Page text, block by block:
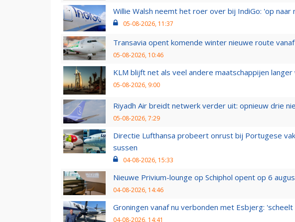
Willie Walsh neemt het roer over bij IndiGo: 'op naar
05-08-2026, 11:37
Transavia opent komende winter nieuwe route
05-08-2026, 10:46
KLM blijft net als veel andere maatschappijen
05-08-2026, 9:00
Riyadh Air breidt netwerk verder uit: opnieuw drie
05-08-2026, 7:29
Directie Lufthansa probeert onrust bij Portugese
sussen
04-08-2026, 15:33
Nieuwe Privium-lounge op Schiphol opent op 6
04-08-2026, 14:46
Groningen vanaf nu verbonden met Esbjerg:
04-08-2026, 14:41